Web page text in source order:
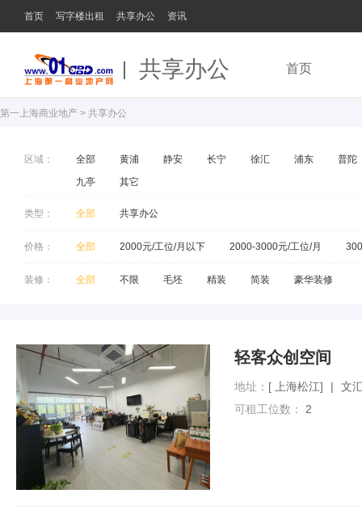
首页 写字楼出租 共享办公 资讯
共享办公 首页
第一上海商业地产 > 共享办公
区域： 全部 黄浦 静安 长宁 徐汇 浦东
普陀
九亭
其它
类型： 全部 共享办公
价格： 全部 2000元/工位/月以下 2000-3000元/工位/月
装修： 全部 不限 毛坯 精装 简装 豪华装修
轻客众创空间
地址： [ 上海松江] |
文
可租工位数：
2